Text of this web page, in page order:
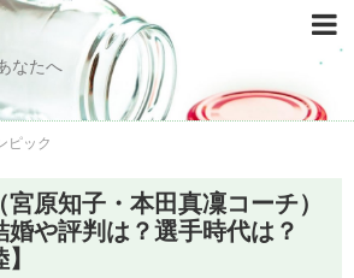
なたへ
ピック
原知子・本田真凜コーチ）
婚や評判は？選手時代は？